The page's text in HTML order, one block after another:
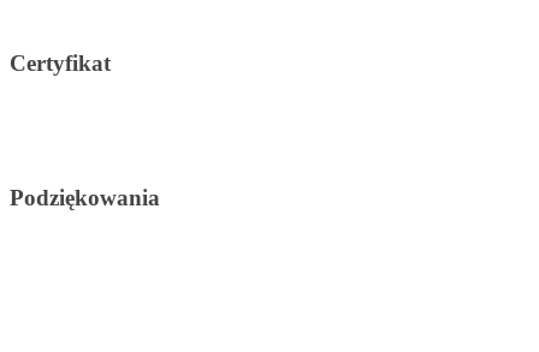
Certyfikat
Podziękowania